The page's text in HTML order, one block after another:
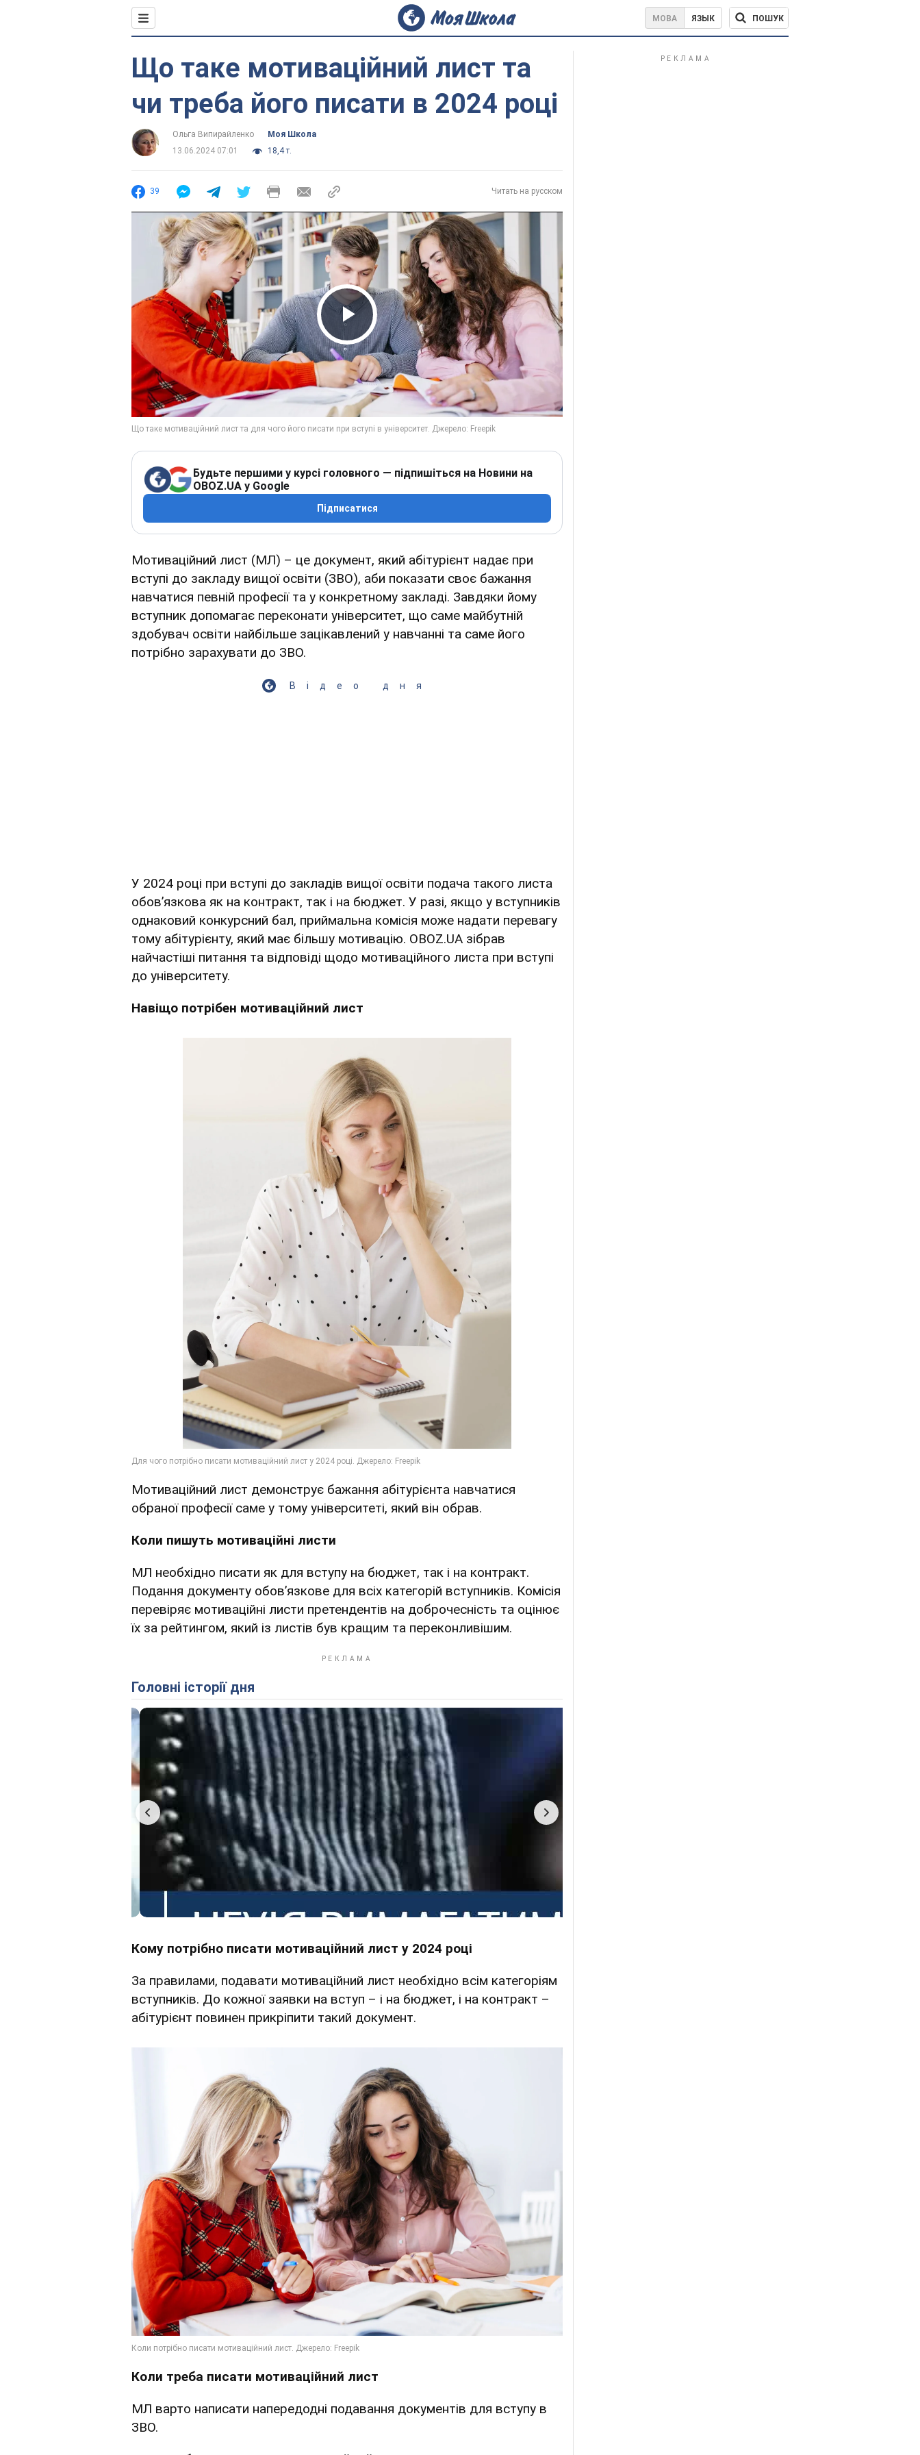
МОВА ЯЗЫК ПОШУК
Що таке мотиваційний лист та
чи треба його писати в 2024 році
Ольга Випирайленко
Моя Школа
13.06.2024 07:01
18,4 т.
39 Читать на русском
Play Video
Будьте першими у курсі головного — підпишіться на Новини на
OBOZ.UA у Google
Підписатися
Мотиваційний лист (МЛ) – це документ, який абітурієнт надає при
вступі до закладу вищої освіти (ЗВО), аби показати своє бажання
навчатися певній професії та у конкретному закладі. Завдяки йому
вступник допомагає переконати університет, що саме майбутній
здобувач освіти найбільше зацікавлений у навчанні та саме його
потрібно зарахувати до ЗВО.
Відео дня
У 2024 році при вступі до закладів вищої освіти подача такого листа
обовʼязкова як на контракт, так і на бюджет. У разі, якщо у вступників
однаковий конкурсний бал, приймальна комісія може надати перевагу
тому абітурієнту, який має більшу мотивацію. OBOZ.UA зібрав
найчастіші питання та відповіді щодо мотиваційного листа при вступі
до університету.
Навіщо потрібен мотиваційний лист
Мотиваційний лист демонструє бажання абітурієнта навчатися
обраної професії саме у тому університеті, який він обрав.
Коли пишуть мотиваційні листи
МЛ необхідно писати як для вступу на бюджет, так і на контракт.
Подання документу обов’язкове для всіх категорій вступників. Комісія
перевіряє мотиваційні листи претендентів на доброчесність та оцінює
їх за рейтингом, який із листів був кращим та переконливішим.
Головні історії дня
Кому потрібно писати мотиваційний лист у 2024 році
За правилами, подавати мотиваційний лист необхідно всім категоріям
вступників. До кожної заявки на вступ – і на бюджет, і на контракт –
абітурієнт повинен прикріпити такий документ.
Коли треба писати мотиваційний лист
МЛ варто написати напередодні подавання документів для вступу в
ЗВО.